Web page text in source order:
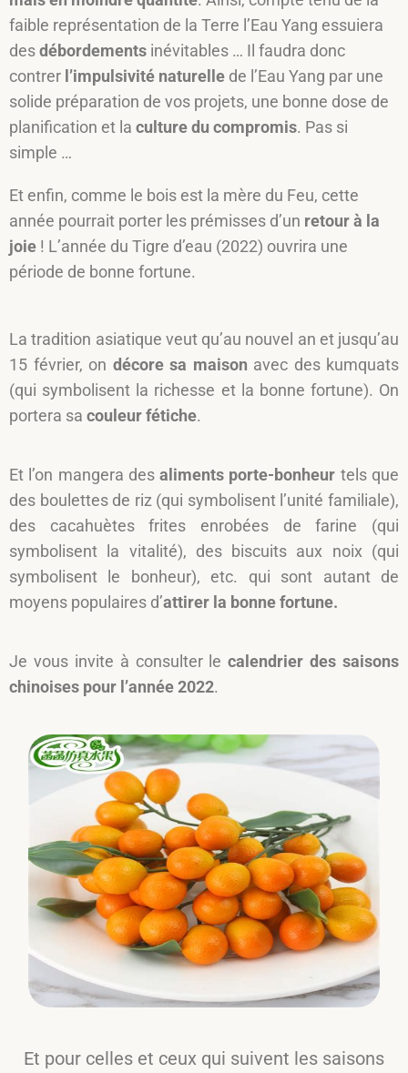
faible représentation de la Terre l’Eau Yang essuiera
desdébordements inévitables … Il faudra donc
contrer l’impulsivité naturelle de l’Eau Yang par une
solide préparation de vos projets, une bonne dose de
planification et la culture du compromis. Pas si
simple …
Et enfin, comme le bois est la mère du Feu, cette
année pourrait porter les prémisses d’un retour à la
joie ! L’année du Tigre d’eau (2022) ouvrira une
période de bonne fortune.
La tradition asiatique veut qu’au nouvel an et jusqu’au
15 février, on décore sa maison avec des kumquats
(qui symbolisent la richesse et la bonne fortune). On
portera sa couleur fétiche.
Et l’on mangera desaliments porte-bonheur tels que
des boulettes de riz (qui symbolisent l’unité familiale),
des cacahuètes frites enrobées de farine (qui
symbolisent la vitalité), des biscuits aux noix (qui
symbolisent le bonheur), etc. qui sont autant de
moyens populaires d’attirer la bonne fortune.
Je vous invite à consulter lecalendrier des saisons
chinoises pour l’année 2022.
Et pour celles et ceux qui suivent les saisons